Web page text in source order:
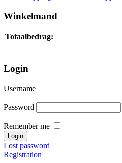
Winkelmand
Totaalbedrag:
Login
Username
Password
Remember me
Lost password
Registration